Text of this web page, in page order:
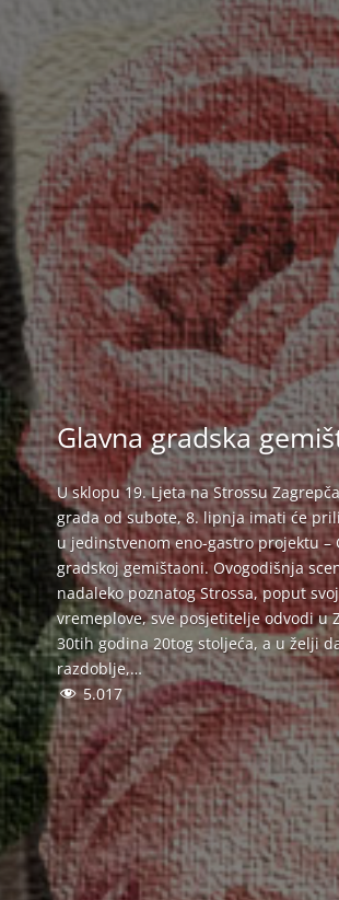
Glavna gradska
U sklopu 19. Ljeta na Strossu
grada od subote, 8. lipnja imati će
u jedinstvenom eno-gastro projektu –
gradskoj gemištaoni. Ovogodišnja
nadaleko poznatog Strossa, poput
vremeplove, sve posjetitelje odvodi u
30tih godina 20tog stoljeća, a u želji
razdoblje,…
5.017